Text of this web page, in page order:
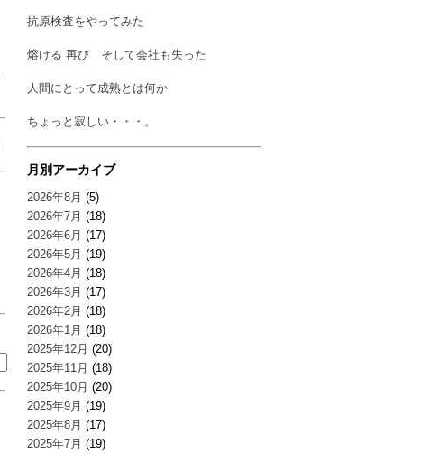
抗原検査をやってみた
熔ける 再び そして会社も失った
人間にとって成熟とは何か
ちょっと寂しい・・・。
月別アーカイブ
2026年8月 (5)
2026年7月 (18)
2026年6月 (17)
2026年5月 (19)
2026年4月 (18)
2026年3月 (17)
2026年2月 (18)
2026年1月 (18)
2025年12月 (20)
2025年11月 (18)
2025年10月 (20)
2025年9月 (19)
2025年8月 (17)
2025年7月 (19)